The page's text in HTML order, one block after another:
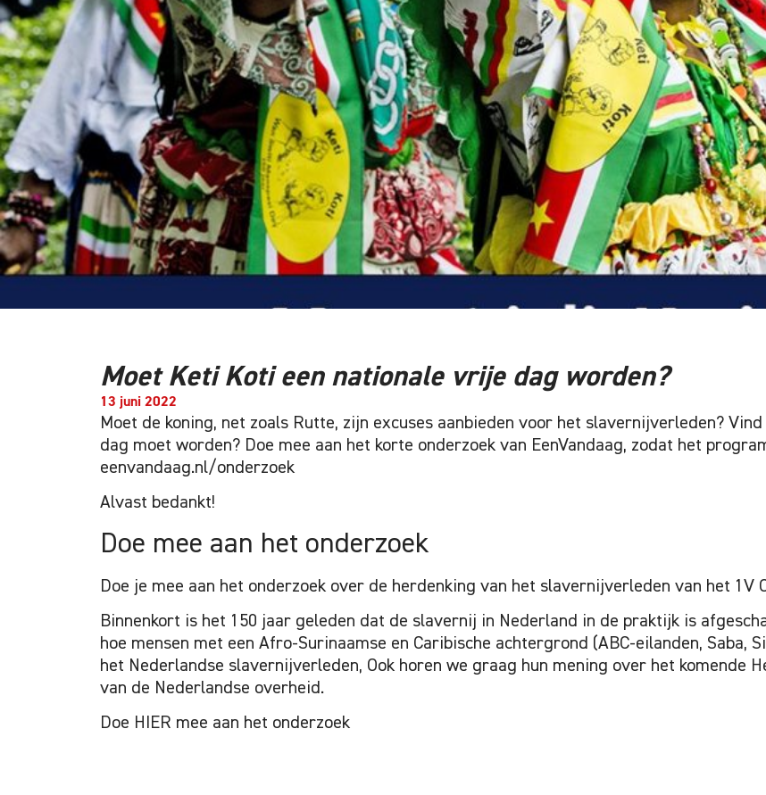
Moet Keti Koti een nationale vrije dag worden?
13 juni 2022
Moet de koning, net zoals Rutte, zijn excuses aanbieden voor het slavernijverleden?
dag moet worden? Doe mee aan het korte onderzoek van EenVandaag, zodat het
eenvandaag.nl/onderzoek
Alvast bedankt!
Doe mee aan het onderzoek
Doe je mee aan het onderzoek over de herdenking van het slavernijverleden van het 1V
Binnenkort is het 150 jaar geleden dat de slavernij in Nederland in de praktijk is
hoe mensen met een Afro-Surinaamse en Caribische achtergrond (ABC-eilanden, Saba,
het Nederlandse slavernijverleden, Ook horen we graag hun mening over het komende
van de Nederlandse overheid.
Doe HIER mee aan het onderzoek